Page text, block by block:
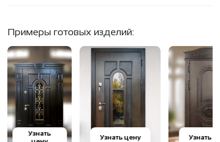
Примеры готовых изделий:
Узнать
Узнать цену Узнать